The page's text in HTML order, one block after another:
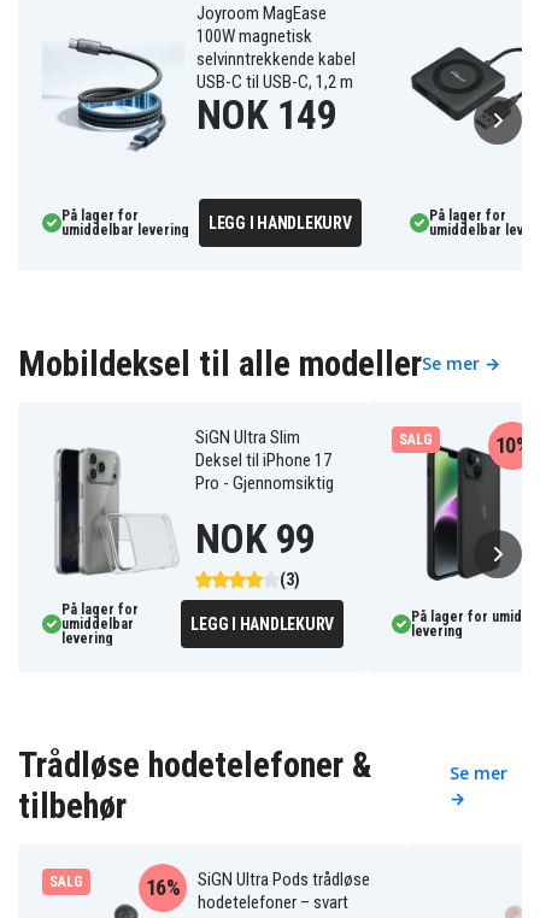
Joyroom MagEase
100W magnetisk
selvinntrekkende kabel
USB-C til USB-C, 1,2 m
NOK 149
På lager for
umiddelbar levering
LEGG I HANDLEKURV
På lager for
umiddelbar
Mobildeksel til alle modellerSe mer →
SiGN Ultra Slim
Deksel til iPhone 17
Pro - Gjennomsiktig
(3)
NOK 99
På lager for
umiddelbar
levering
LEGG I HANDLEKURV
SALG 10%
På lager for
levering
Trådløse hodetelefoner &
tilbehør
Se mer
→
SALG
SiGN Ultra Pods trådløse
hodetelefoner – svart
16%